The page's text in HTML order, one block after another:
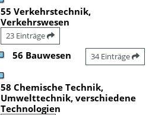
55 Verkehrstechnik,
Verkehrswesen
23 Einträge
56 Bauwesen 34 Einträge
58 Chemische Technik,
Umwelttechnik, verschiedene
Technologien